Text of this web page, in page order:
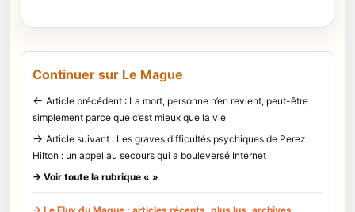
Continuer sur Le Mague
← Article précédent : La mort, personne n’en revient, peut-être
simplement parce que c’est mieux que la vie
→ Article suivant : Les graves difficultés psychiques de Perez
Hilton : un appel au secours qui a bouleversé Internet
→ Voir toute la rubrique « »